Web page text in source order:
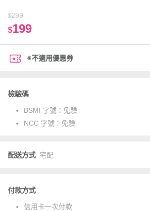
$299
$199
※不適用優惠券
檢驗碼
BSMI 字號： 免驗
NCC 字號： 免驗
配送方式 宅配
付款方式
信用卡一次付款